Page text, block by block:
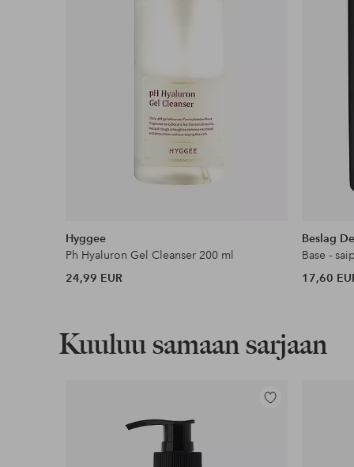
Hyggee
Ph Hyaluron Gel Cleanser 200 ml
24,99 EUR
Beslag
Base -
17,60
Kuuluu samaan sarjaan
Lisää